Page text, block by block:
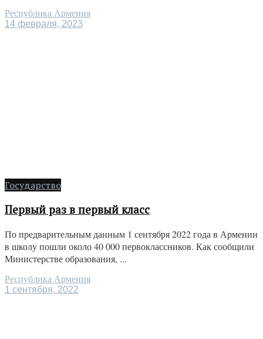
Республика Армения
14 февраля, 2023
Государство
Первый раз в первый класс
По предварительным данным 1 сентября 2022 года в Армении
в школу пошли около 40 000 первоклассников. Как сообщили
Министерстве образования, ...
Республика Армения
1 сентября, 2022